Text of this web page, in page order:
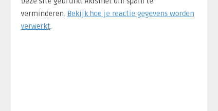
verminderen. Bekijk hoe je reactie gegevens worden
verwerkt.